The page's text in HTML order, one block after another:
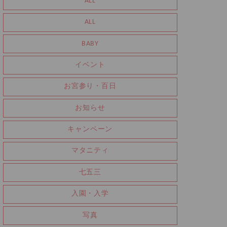
ALL
BABY
イベント
お宮参り・百日
お知らせ
キャンペーン
マタニティ
七五三
入園・入学
写真